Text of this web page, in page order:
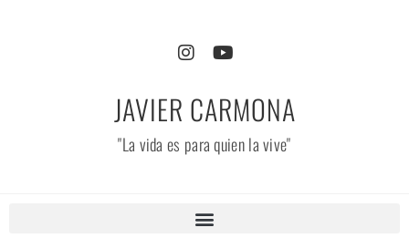
JAVIER CARMONA
"La vida es para quien la vive"